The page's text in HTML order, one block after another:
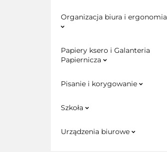
Organizacja biura i ergonomia
Papiery ksero i Galanteria
Papiernicza
Pisanie i korygowanie
Szkoła
Urządzenia biurowe